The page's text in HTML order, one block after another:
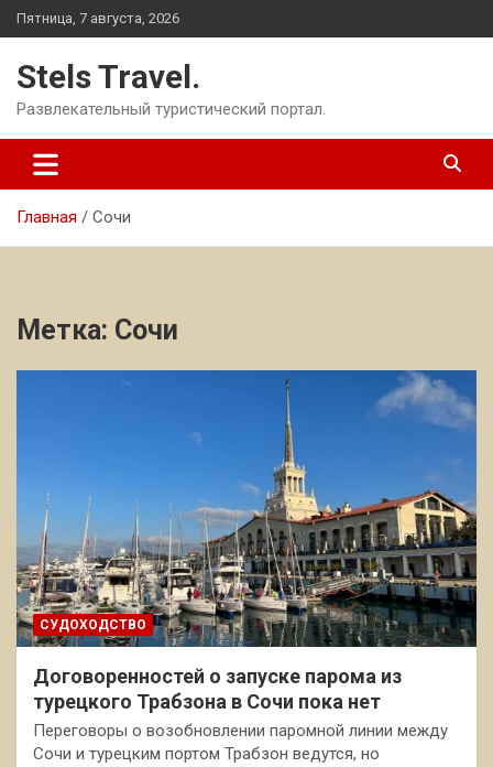
Перейти
к
Пятница, 7 августа, 2026
Stels Travel.
Развлекательный туристический портал.
Главная Сочи
Метка: Сочи
СУДОХОДСТВО
Договоренностей о запуске парома из
турецкого Трабзона в Сочи пока нет
Переговоры о возобновлении паромной линии между
Сочи и турецким портом Трабзон ведутся, но